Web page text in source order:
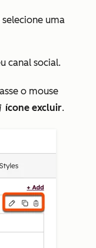
selecione uma
canal social.
o mouse
ícone excluir.